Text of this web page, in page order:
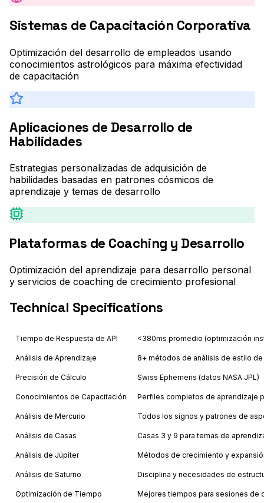
Sistemas de Capacitación Corporativa
Optimización del desarrollo de empleados usando
conocimientos astrológicos para máxima efectividad
de capacitación
Aplicaciones de Desarrollo de
Habilidades
Estrategias personalizadas de adquisición de
habilidades basadas en patrones cósmicos de
aprendizaje y temas de desarrollo
Plataformas de Coaching y Desarrollo
Optimización del aprendizaje para desarrollo personal
y servicios de coaching de crecimiento profesional
Technical Specifications
Tiempo de Respuesta de API <380ms promedio (optimización
Análisis de Aprendizaje 8+ métodos de análisis de estilo
Precisión de Cálculo Swiss Ephemeris (datos NASA JPL)
Conocimientos de Capacitación Perfiles completos de aprendizaje
Análisis de Mercurio Todos los signos y patrones de
Análisis de Casas Casas 3 y 9 para temas de
Análisis de Júpiter Métodos de crecimiento y
Análisis de Saturno Disciplina y necesidades de
Optimización de Tiempo Mejores tiempos para sesiones de